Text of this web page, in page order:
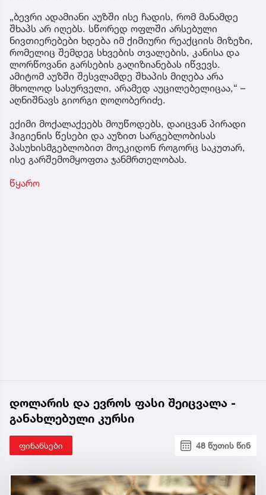
„ბევრი ადამიანი აუზში ისე ჩადის, რომ მანამდე
შხაპს არ იღებს. სწორედ ოფლში არსებული
ნივთიერებები ხდება იმ ქიმიური რეაქციის მიზეზი,
რომელიც შემდეგ სხვების თვალების, კანისა და
ლორწოვანი გარსების გაღიზიანებას იწვევს.
ამიტომ აუზში შესვლამდე შხაპის მიღება არა
მხოლოდ სასურველი, არამედ აუცილებელიცაა,“ –
აღნიშნავს გიორგი ღოღობერიძე.
ექიმი მოქალაქეებს მოუწოდებს, დაიცვან პირადი
ჰიგიენის წესები და აუზით სარგებლობისას
პასუხისმგებლობით მოეკიდონ როგორც საკუთარ,
ისე გარშემომყოფთა ჯანმრთელობას.
წყარო
დოლარის და ევროს ფასი შეიცვალა -
განახლებული კურსი
ფინანსები 48 წუთის წინ